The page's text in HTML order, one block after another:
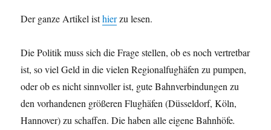
Der ganze Artikel isthierzu lesen.
Die Politik muss sich die Frage stellen, ob es noch vertretbar
ist, so viel Geld in die vielen Regionalfughäfen zu pumpen,
oder ob es nicht sinnvoller ist, gute Bahnverbindungen zu
den vorhandenen größeren Flughäfen (Düsseldorf, Köln,
Hannover) zu schaffen. Die haben alle eigene Bahnhöfe.